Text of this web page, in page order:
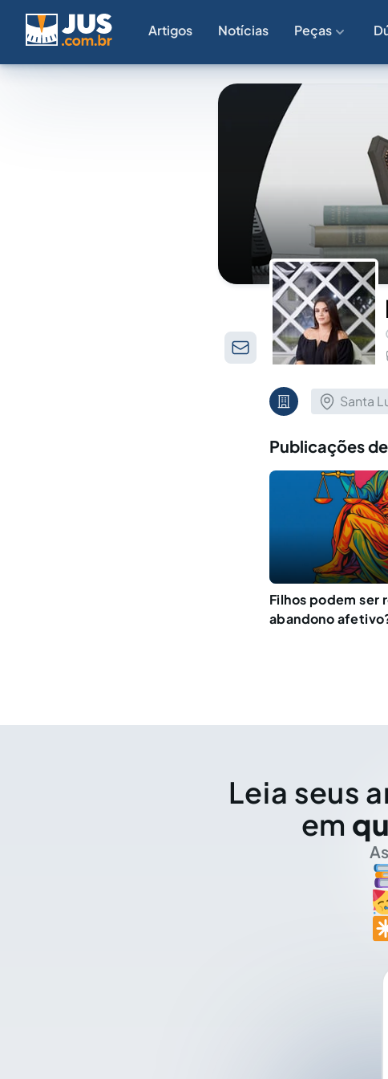
Artigos Notícias Peças
Santa
Publicações
Filhos podem ser
abandono
Leia seus
em